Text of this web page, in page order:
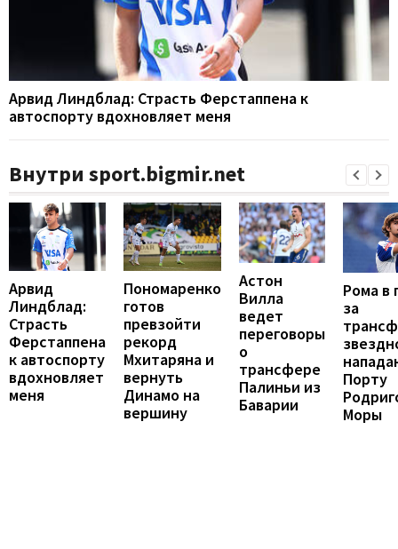
Арвид Линдблад: Страсть Ферстаппена к
автоспорту вдохновляет меня
Внутри sport.bigmir.net
Арвид
Линдблад:
Страсть
Ферстаппена
к автоспорту
вдохновляет
меня
Пономаренко
готов
превзойти
рекорд
Мхитаряна и
вернуть
Динамо на
вершину
Астон
Вилла
ведет
переговоры
о
трансфере
Палиньи из
Баварии
Рома в
за
Порту
Моры